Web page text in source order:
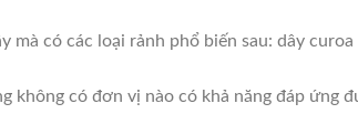
có các loại rảnh phổ biến sau: dây
có đơn vị nào có khả năng đáp ứng